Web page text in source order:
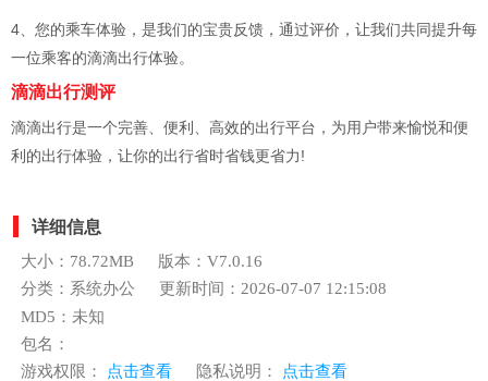
4、您的乘车体验，是我们的宝贵反馈，通过评价，让我们共同提升每
一位乘客的滴滴出行体验。
滴滴出行测评
滴滴出行是一个完善、便利、高效的出行平台，为用户带来愉悦和便
利的出行体验，让你的出行省时省钱更省力!
详细信息
大小：78.72MB
版本：V7.0.16
分类：系统办公
更新时间：2026-07-07 12:15:08
MD5：未知
包名：
游戏权限：
点击查看 隐私说明： 点击查看